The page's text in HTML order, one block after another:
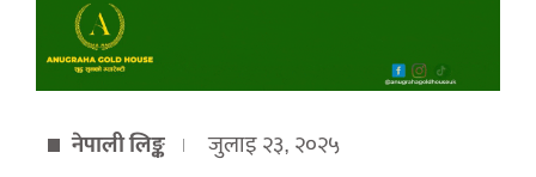
नेपाली लिङ्क जुलाइ २३, २०२५